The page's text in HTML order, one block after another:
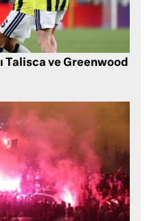
Talisca ve Greenwood